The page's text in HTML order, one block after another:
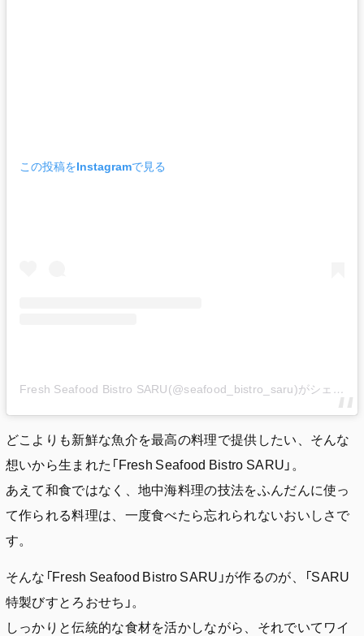
この投稿をInstagramで見る
Fresh Seafood Bistro SARU(@seafood_bistro_saru)がシェアした投稿
どこよりも新鮮な魚介を最高の料理で提供したい、そんな
想いから生まれた「Fresh Seafood Bistro SARU」。
あえて和食ではなく、地中海料理の技法をふんだんに使っ
て作られる料理は、一度食べたら忘れられないおいしさで
す。
そんな「Fresh Seafood Bistro SARU」が作るのが、「SARU
特製びすとろおせち」。
しっかりと伝統的な食材を活かしながら、それでいてワイ